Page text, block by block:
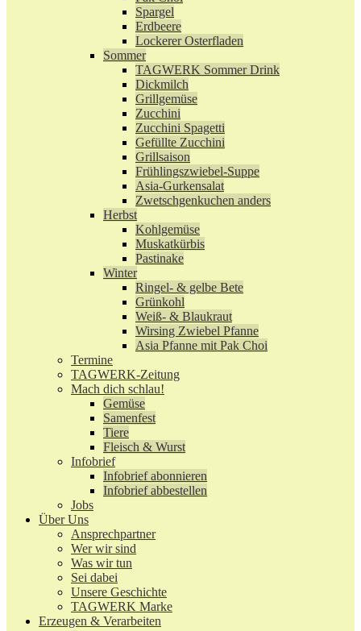
Spargel
Erdbeere
Lockerer Osterfladen
Sommer
TAGWERK Sommer Drink
Dickmilch
Grillgemüse
Zucchini
Zucchini Spagetti
Gefüllte Zucchini
Grillsaison
Frühlingszwiebel-Suppe
Asia-Gurkensalat
Zwetschgenkuchen anders
Herbst
Kohlgemüse
Muskatkürbis
Pastinake
Winter
Ringel- & gelbe Bete
Grünkohl
Weiß- & Blaukraut
Wirsing Zwiebel Pfanne
Asia Pfanne mit Pak Choi
Termine
TAGWERK-Zeitung
Mach dich schlau!
Gemüse
Samenfest
Tiere
Fleisch & Wurst
Infobrief
Infobrief abonnieren
Infobrief abbestellen
Jobs
Über Uns
Ansprechpartner
Wer wir sind
Was wir tun
Sei dabei
Unsere Geschichte
TAGWERK Marke
Erzeugen & Verarbeiten